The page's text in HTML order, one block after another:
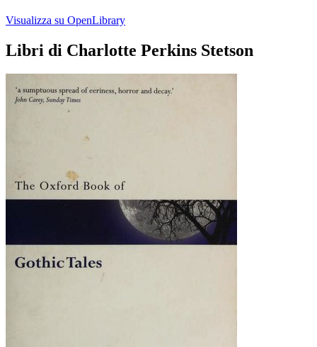
Visualizza su OpenLibrary
Libri di Charlotte Perkins Stetson